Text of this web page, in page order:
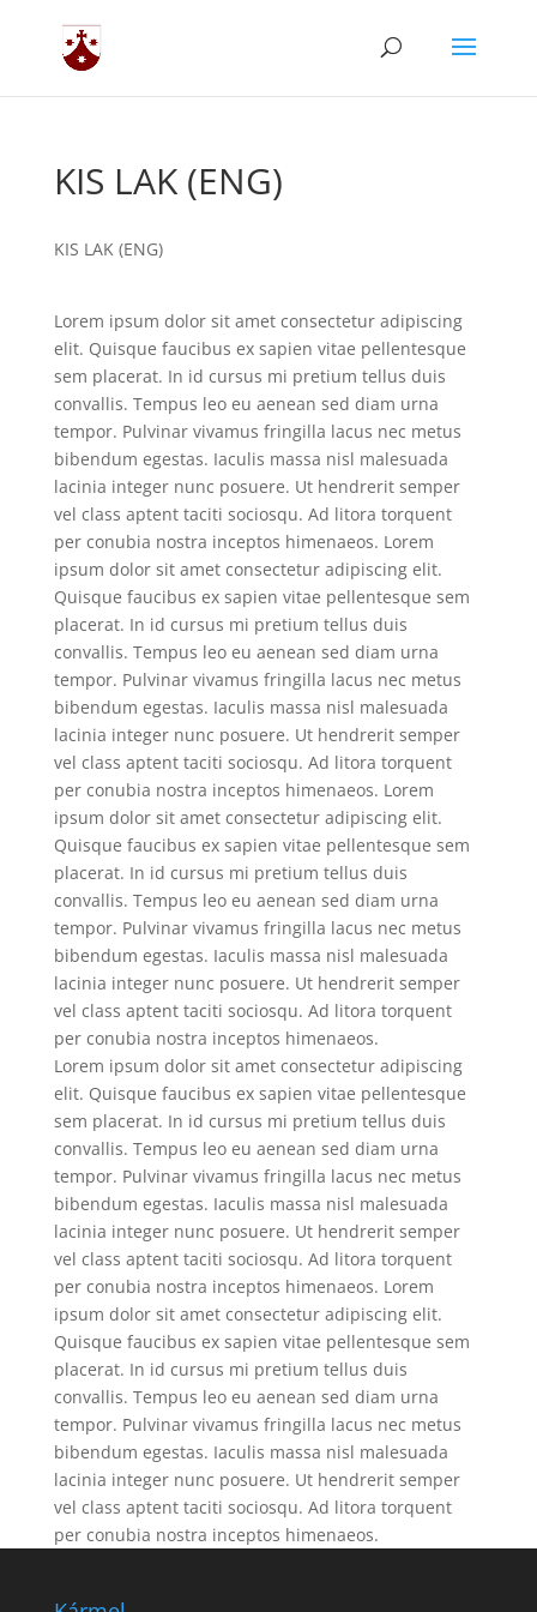
KIS LAK (ENG)
KIS LAK (ENG)
Lorem ipsum dolor sit amet consectetur adipiscing
elit. Quisque faucibus ex sapien vitae pellentesque
sem placerat. In id cursus mi pretium tellus duis
convallis. Tempus leo eu aenean sed diam urna
tempor. Pulvinar vivamus fringilla lacus nec metus
bibendum egestas. Iaculis massa nisl malesuada
lacinia integer nunc posuere. Ut hendrerit semper
vel class aptent taciti sociosqu. Ad litora torquent
per conubia nostra inceptos himenaeos. Lorem
ipsum dolor sit amet consectetur adipiscing elit.
Quisque faucibus ex sapien vitae pellentesque sem
placerat. In id cursus mi pretium tellus duis
convallis. Tempus leo eu aenean sed diam urna
tempor. Pulvinar vivamus fringilla lacus nec metus
bibendum egestas. Iaculis massa nisl malesuada
lacinia integer nunc posuere. Ut hendrerit semper
vel class aptent taciti sociosqu. Ad litora torquent
per conubia nostra inceptos himenaeos. Lorem
ipsum dolor sit amet consectetur adipiscing elit.
Quisque faucibus ex sapien vitae pellentesque sem
placerat. In id cursus mi pretium tellus duis
convallis. Tempus leo eu aenean sed diam urna
tempor. Pulvinar vivamus fringilla lacus nec metus
bibendum egestas. Iaculis massa nisl malesuada
lacinia integer nunc posuere. Ut hendrerit semper
vel class aptent taciti sociosqu. Ad litora torquent
per conubia nostra inceptos himenaeos.
Lorem ipsum dolor sit amet consectetur adipiscing
elit. Quisque faucibus ex sapien vitae pellentesque
sem placerat. In id cursus mi pretium tellus duis
convallis. Tempus leo eu aenean sed diam urna
tempor. Pulvinar vivamus fringilla lacus nec metus
bibendum egestas. Iaculis massa nisl malesuada
lacinia integer nunc posuere. Ut hendrerit semper
vel class aptent taciti sociosqu. Ad litora torquent
per conubia nostra inceptos himenaeos. Lorem
ipsum dolor sit amet consectetur adipiscing elit.
Quisque faucibus ex sapien vitae pellentesque sem
placerat. In id cursus mi pretium tellus duis
convallis. Tempus leo eu aenean sed diam urna
tempor. Pulvinar vivamus fringilla lacus nec metus
bibendum egestas. Iaculis massa nisl malesuada
lacinia integer nunc posuere. Ut hendrerit semper
vel class aptent taciti sociosqu. Ad litora torquent
per conubia nostra inceptos himenaeos.